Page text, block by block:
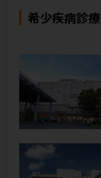
希少疾病診